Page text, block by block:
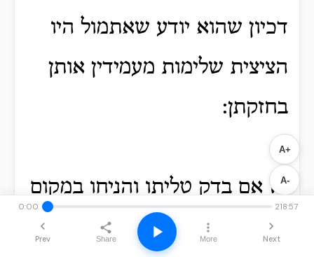
דכיון שהוא יודע שאתמול היו
הציצית שלימות מעמידין אותן
בחזקתן:
טז אם בדק טליתו והניחו במקום
ידוע, ולמחר מצאו כמו שהניחו
A+
A-
0:00 218:57
Prev Share More Next